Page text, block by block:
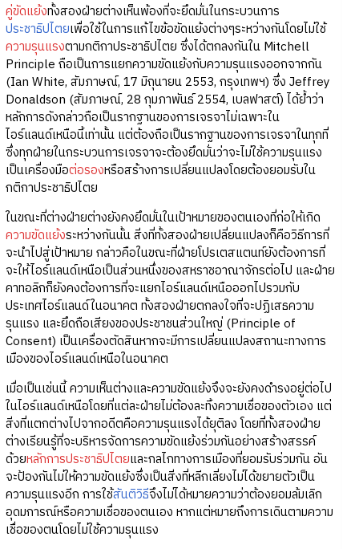
คู่ขัดแย้งทั้งสองฝ่ายต่างเห็นพ้องที่จะยึดมั่นในกระบวนการ
ประชาธิปไตยเพื่อใช้ในการแก้ไขข้อขัดแย้งต่างๆระหว่างกันโดยไม่ใช้
ความรุนแรงตามกติกาประชาธิปไตย ซึ่งได้ตกลงกันใน Mitchell
Principle ถือเป็นการแยกความขัดแย้งกับความรุนแรงออกจากกัน
(Ian White, สัมภาษณ์, 17 มิถุนายน 2553, กรุงเทพฯ) ซึ่ง Jeffrey
Donaldson (สัมภาษณ์, 28 กุมภาพันธ์ 2554, เบลฟาสต์) ได้ย้ำว่า
หลักการดังกล่าวถือเป็นรากฐานของการเจรจาไม่เฉพาะใน
ไอร์แลนด์เหนือนี้เท่านั้น แต่ต้องถือเป็นรากฐานของการเจรจาในทุกที่
ซึ่งทุกฝ่ายในกระบวนการเจรจาจะต้องยึดมั่นว่าจะไม่ใช้ความรุนแรง
เป็นเครื่องมือต่อรองหรือสร้างการเปลี่ยนแปลงโดยต้องยอมรับใน
กติกาประชาธิปไตย
ในขณะที่ต่างฝ่ายต่างยังคงยึดมั่นในเป้าหมายของตนเองที่ก่อให้เกิด
ความขัดแย้งระหว่างกันนั้น สิ่งที่ทั้งสองฝ่ายเปลี่ยนแปลงก็คือวิธีการที่
จะนำไปสู่เป้าหมาย กล่าวคือในขณะที่ฝ่ายโปรเตสแตนท์ยังต้องการที่
จะให้ไอร์แลนด์เหนือเป็นส่วนหนึ่งของสหราชอาณาจักรต่อไป และฝ่าย
คาทอลิกก็ยังคงต้องการที่จะแยกไอร์แลนด์เหนือออกไปรวมกับ
ประเทศไอร์แลนด์ในอนาคต ทั้งสองฝ่ายตกลงใจที่จะปฏิเสธความ
รุนแรง และยึดถือเสียงของประชาชนส่วนใหญ่ (Principle of
Consent) เป็นเครื่องตัดสินหากจะมีการเปลี่ยนแปลงสถานะทางการ
เมืองของไอร์แลนด์เหนือในอนาคต
เมื่อเป็นเช่นนี้ ความเห็นต่างและความขัดแย้งจึงจะยังคงดำรงอยู่ต่อไป
ในไอร์แลนด์เหนือโดยที่แต่ละฝ่ายไม่ต้องละทิ้งความเชื่อของตัวเอง แต่
สิ่งที่แตกต่างไปจากอดีตคือความรุนแรงได้ยุติลง โดยที่ทั้งสองฝ่าย
ต่างเรียนรู้ที่จะบริหารจัดการความขัดแย้งร่วมกันอย่างสร้างสรรค์
ด้วยหลักการประชาธิปไตยและกลไกทางการเมืองที่ยอมรับร่วมกัน อัน
จะป้องกันไม่ให้ความขัดแย้งซึ่งเป็นสิ่งที่หลีกเลี่ยงไม่ได้ขยายตัวเป็น
ความรุนแรงอีก การใช้สันติวิธีจึงไม่ได้หมายความว่าต้องยอมล้มเลิก
อุดมการณ์หรือความเชื่อของตนเอง หากแต่หมายถึงการเดินตามความ
เชื่อของตนโดยไม่ใช้ความรุนแรง